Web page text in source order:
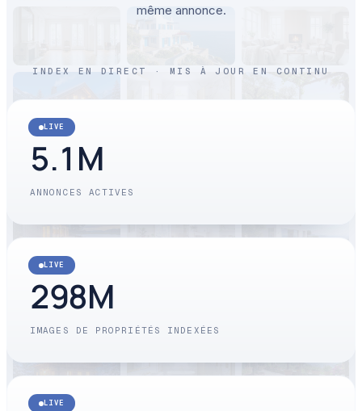
même annonce.
INDEX EN DIRECT · MIS À JOUR EN CONTINU
LIVE
5.1 M
ANNONCES ACTIVES
LIVE
298M
IMAGES DE PROPRIÉTÉS INDEXÉES
LIVE